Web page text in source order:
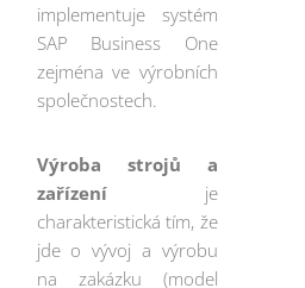
implementuje systém
SAP Business One
zejména ve výrobních
společnostech.
Výroba strojů a
zařízeníje
charakteristická tím, že
jde o vývoj a výrobu
na zakázku (model